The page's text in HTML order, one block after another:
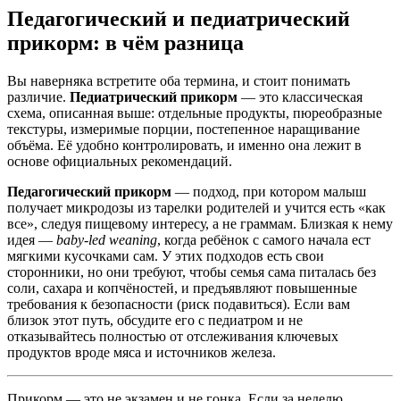
Педагогический и педиатрический
прикорм: в чём разница
Вы наверняка встретите оба термина, и стоит понимать
различие. Педиатрический прикорм — это классическая
схема, описанная выше: отдельные продукты, пюреобразные
текстуры, измеримые порции, постепенное наращивание
объёма. Её удобно контролировать, и именно она лежит в
основе официальных рекомендаций.
Педагогический прикорм — подход, при котором малыш
получает микродозы из тарелки родителей и учится есть «как
все», следуя пищевому интересу, а не граммам. Близкая к нему
идея — baby-led weaning, когда ребёнок с самого начала ест
мягкими кусочками сам. У этих подходов есть свои
сторонники, но они требуют, чтобы семья сама питалась без
соли, сахара и копчёностей, и предъявляют повышенные
требования к безопасности (риск подавиться). Если вам
близок этот путь, обсудите его с педиатром и не
отказывайтесь полностью от отслеживания ключевых
продуктов вроде мяса и источников железа.